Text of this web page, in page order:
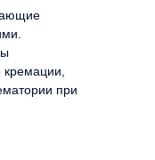
кремации,
при